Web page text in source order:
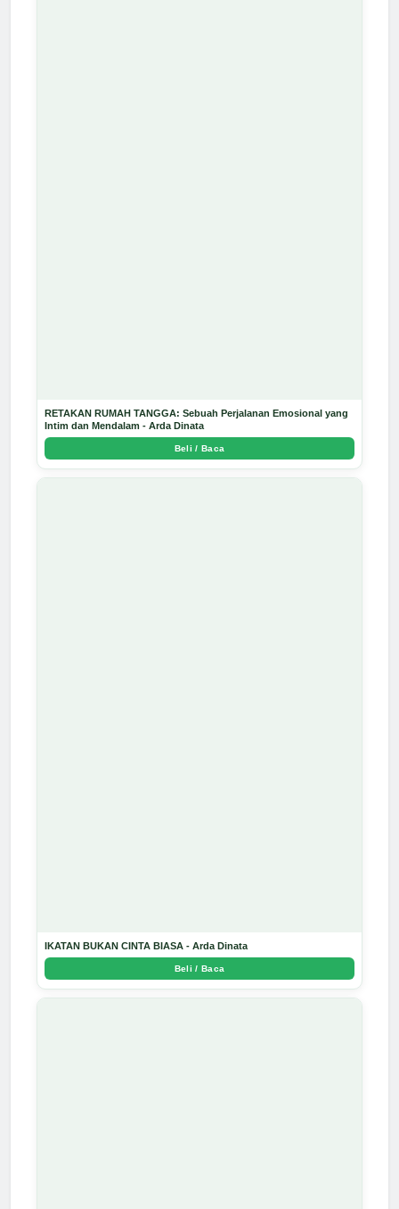
RETAKAN RUMAH TANGGA: Sebuah Perjalanan Emosional yang
Intim dan Mendalam - Arda Dinata
Beli / Baca
IKATAN BUKAN CINTA BIASA - Arda Dinata
Beli / Baca